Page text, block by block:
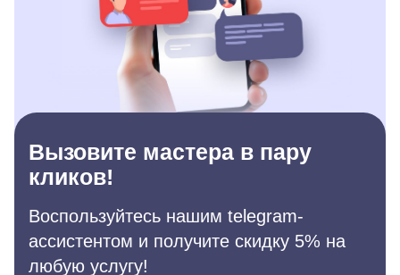
Вызовите мастера в пару
кликов!
Воспользуйтесь нашим telegram-
ассистентом и получите скидку 5% на
любую услугу!